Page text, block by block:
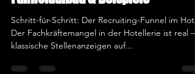
Schritt-für-Schritt: Der Recruiting-Funnel im Hotel
Der Fachkräftemangel in der Hotellerie ist real –
klassische Stellenanzeigen auf...